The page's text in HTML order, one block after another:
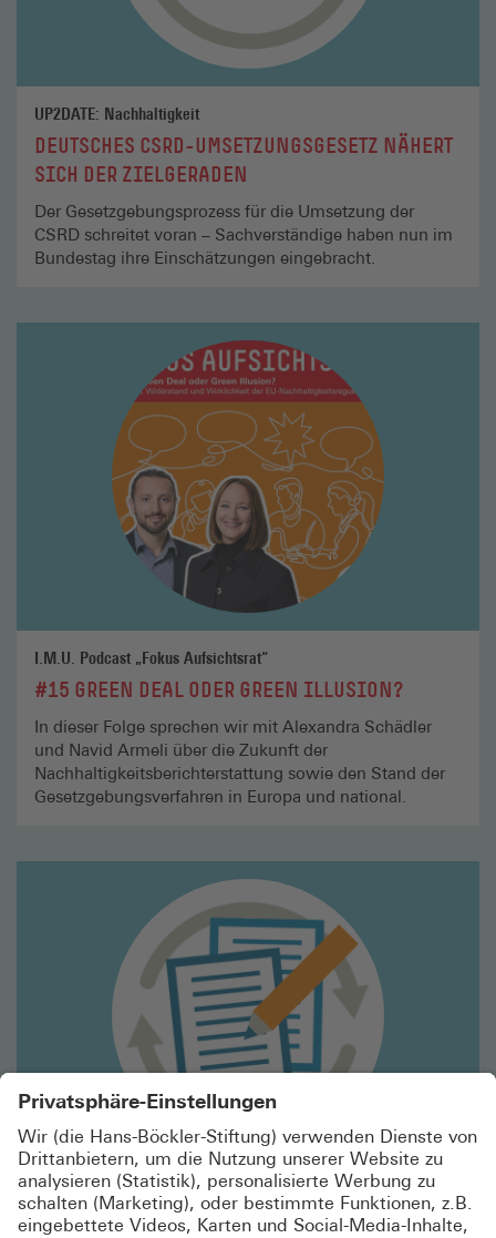
UP2DATE: Nachhaltigkeit
DEUTSCHES CSRD-UMSETZUNGSGESETZ NÄHERT
SICH DER ZIELGERADEN
Der Gesetz­­gebungsprozess für die Umsetzung der
CSRD schreitet voran – Sachverständige haben nun im
Bundestag ihre Einschätzungen eingebracht.
I.M.U. Podcast „Fokus Aufsichtsrat“
#15 GREEN DEAL ODER GREEN ILLUSION?
In dieser Folge sprechen wir mit Alexandra Schädler
und Navid Armeli über die Zukunft der
Nachhaltigkeitsberichterstattung sowie den Stand der
Gesetzgebungsverfahren in Europa und national.
Werkzeugkasten Nachhaltigkeit
CSRD: FALLBEISPIELE